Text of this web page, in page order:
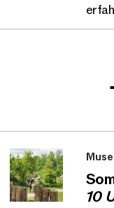
10